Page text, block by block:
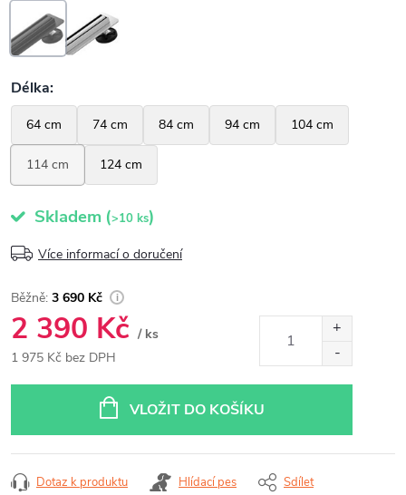
Skladem (>10 ks)
Více informací o doručení
3 690 Kč
2 390 Kč / ks
1 975 Kč bez DPH
VLOŽIT DO KOŠÍKU
Dotaz k produktu Hlídací pes Sdílet